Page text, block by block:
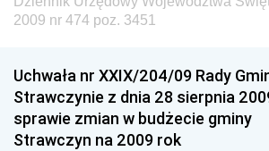
Dziennik Urzędowy Ministra Edukacji
Dziennik Urzędowy Ministra
Dziennik Urzędowy Ministra
Dziennik Urzędowy Ministra do
2009 nr 474 poz. 3451
Uchwała nr XXIX/204/09 Rady
Strawczynie z dnia 28 sierpnia
sprawie zmian w budżecie gminy
Strawczyn na 2009 rok